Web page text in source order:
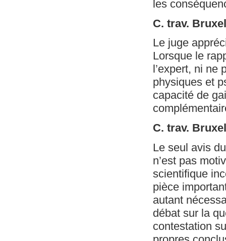
les
C. trav.
Le juge
Lorsque le
l’expert, ni
physiques et
capacité de
C. trav.
Le seul avis
n’est pas
scientifique
pièce
autant
débat sur la
contestation